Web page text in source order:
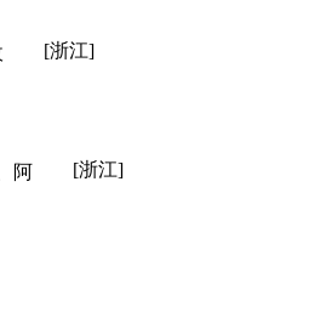
[浙江]
阿
[浙江]